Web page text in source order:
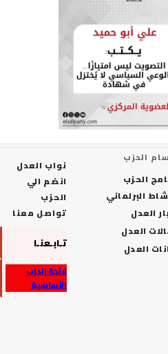
نواب العدل
انضم الي
تواصل معنا
تـابـعنـا
لائحة الحزب
الأساسية